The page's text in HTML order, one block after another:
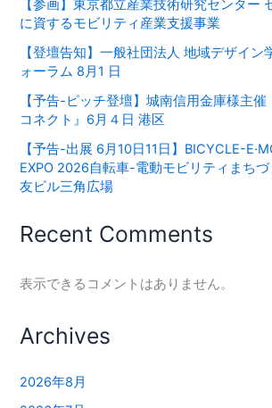
【参画】東京都立産業技術研究センター
に資するモビリティ産業支援事業
【登壇告知】一般社団法人 地域デザイン
ォーラム 8月1 日
【予告-ピッチ登壇】城南信用金庫様主催
コネクト』6月４日 港区
【予告-出展 6月10日11日】BICYCLE-
EXPO 2026⾃転⾞-電動モビリティまち
友ビル三⾓広場
Recent Comments
表示できるコメントはありません。
Archives
2026年8月